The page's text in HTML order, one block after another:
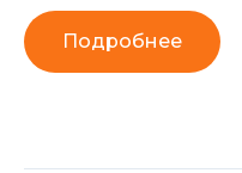
Подробнее